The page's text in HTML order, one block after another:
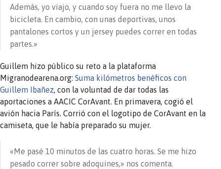
Además, yo viajo, y cuando soy fuera no me llevo la
bicicleta. En cambio, con unas deportivas, unos
pantalones cortos y un jersey puedes correr en todas
partes.»
Guillem hizo público su reto a la plataforma
Migranodearena.org: Suma kilómetros benéficos con
Guillem Ibañez, con la voluntad de dar todas las
aportaciones a AACIC CorAvant. En primavera, cogió el
avión hacia París. Corrió con el logotipo de CorAvant en la
camiseta, que le había preparado su mujer.
«Me pasé 10 minutos de las cuatro horas. Se me hizo
pesado correr sobre adoquines,» nos comenta.